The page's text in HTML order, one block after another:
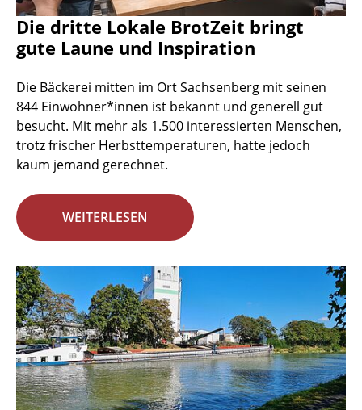
Die dritte Lokale BrotZeit bringt
gute Laune und Inspiration
Die Bäckerei mitten im Ort Sachsenberg mit seinen
844 Einwohner*innen ist bekannt und generell gut
besucht. Mit mehr als 1.500 interessierten Menschen,
trotz frischer Herbsttemperaturen, hatte jedoch
kaum jemand gerechnet.
WEITERLESEN